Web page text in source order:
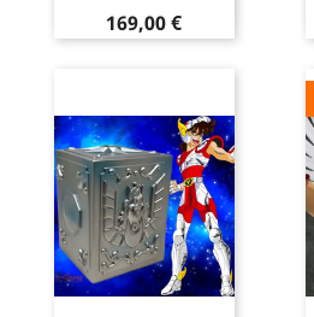
Prix
169,00 €